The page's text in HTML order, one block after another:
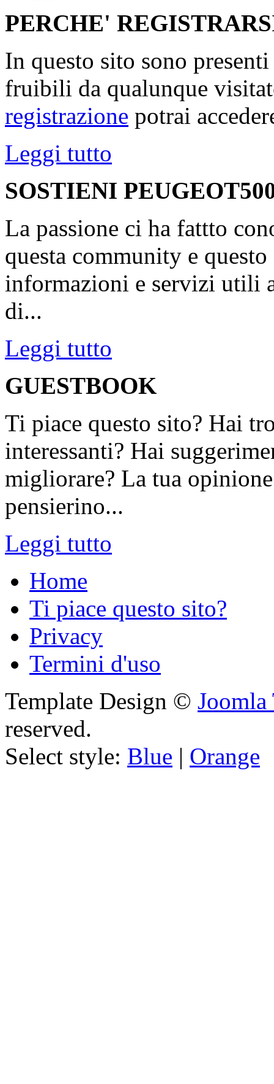
PERCHE'
In questo sito sono
fruibili da qualunque
registrazione potrai
Leggi tutto
SOSTIENI
La passione ci ha fattto
questa community e
informazioni e servizi utili
di...
Leggi tutto
GUESTBOOK
Ti piace questo sito? Hai
interessanti? Hai
migliorare? La tua
pensierino...
Leggi tutto
Home
Ti piace questo sito?
Privacy
Termini d'uso
Template Design © Joomla
reserved.
Select style: Blue | Orange